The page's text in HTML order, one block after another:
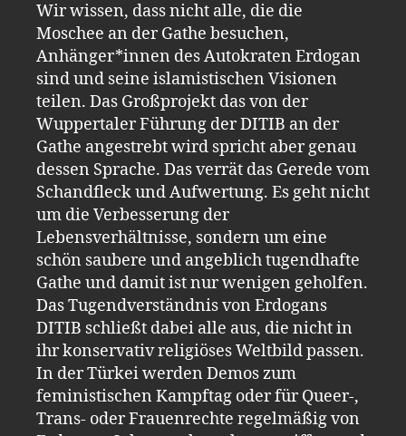
Wir wissen, dass nicht alle, die die
Moschee an der Gathe besuchen,
Anhänger*innen des Autokraten Erdogan
sind und seine islamistischen Visionen
teilen. Das Großprojekt das von der
Wuppertaler Führung der DITIB an der
Gathe angestrebt wird spricht aber genau
dessen Sprache. Das verrät das Gerede vom
Schandfleck und Aufwertung. Es geht nicht
um die Verbesserung der
Lebensverhältnisse, sondern um eine
schön saubere und angeblich tugendhafte
Gathe und damit ist nur wenigen geholfen.
Das Tugendverständnis von Erdogans
DITIB schließt dabei alle aus, die nicht in
ihr konservativ religiöses Weltbild passen.
In der Türkei werden Demos zum
feministischen Kampftag oder für Queer-,
Trans- oder Frauenrechte regelmäßig von